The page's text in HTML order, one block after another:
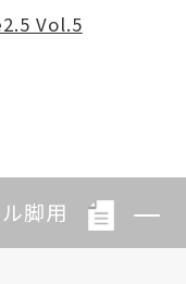
Vol.5
脚用